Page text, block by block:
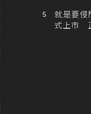
就是要侵
式上市